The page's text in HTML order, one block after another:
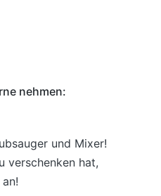
nehmen:
und Mixer!
verschenken hat,